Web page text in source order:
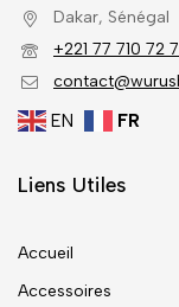
Dakar, Sénégal
+221 77 710 72
EN FR
Liens Utiles
Accueil
Accessoires